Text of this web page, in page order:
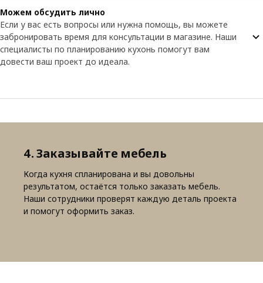
Можем обсудить лично
Если у вас есть вопросы или нужна помощь, вы можете
забронировать время для консультации в магазине. Наши
специалисты по планированию кухонь помогут вам
довести ваш проект до идеала.
4. Заказывайте мебель
Когда кухня спланирована и вы довольны
результатом, остаётся только заказать мебель.
Наши сотрудники проверят каждую деталь проекта
и помогут оформить заказ.